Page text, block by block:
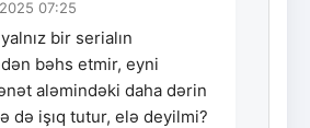
07:25
bir serialın
bəhs etmir, eyni
aləmindəki daha dərin
də işıq tutur, elə deyilmi?